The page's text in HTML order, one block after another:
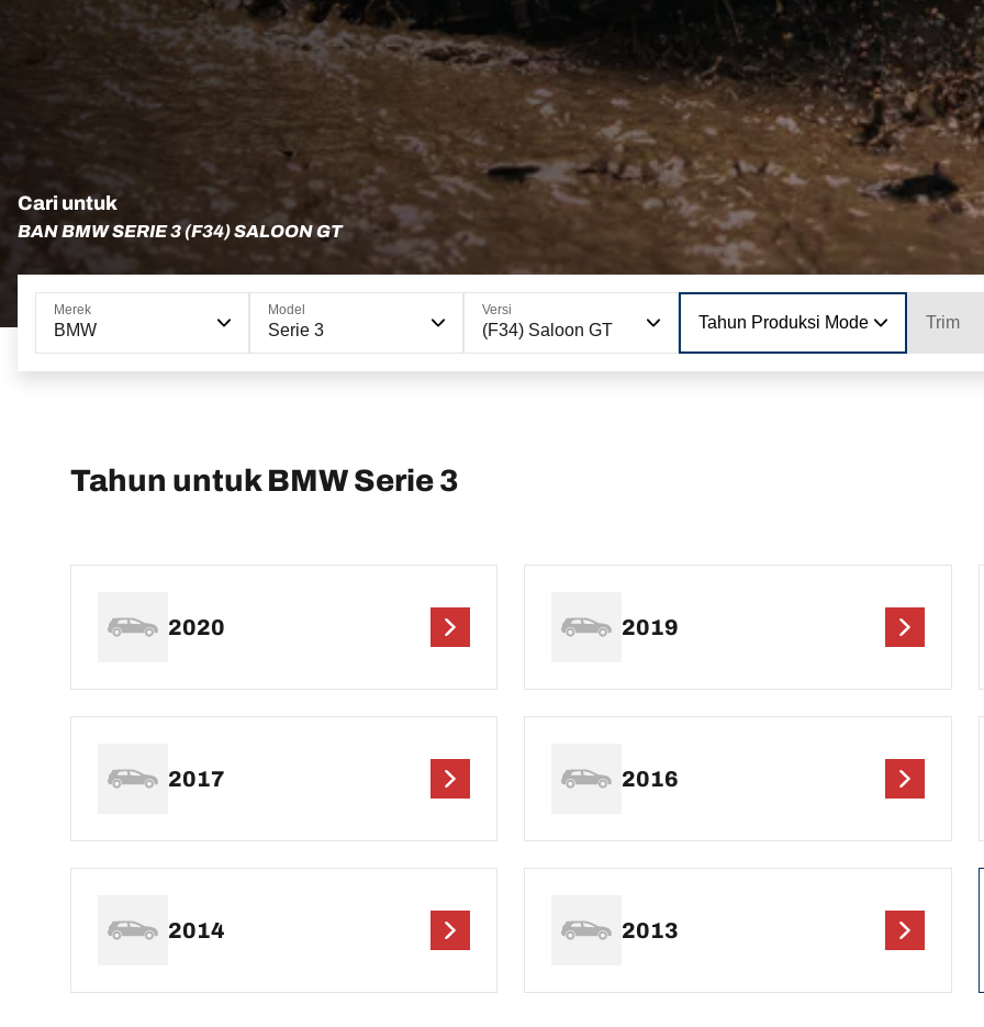
Cari untuk
BAN BMW SERIE 3 (F34) SALOON GT
Merek
BMW
Model
Serie 3
Versi
(F34) Saloon GT Tahun Produksi Model Trim
Tahun untuk BMW Serie 3
2020 2019
2017 2016
2014 2013